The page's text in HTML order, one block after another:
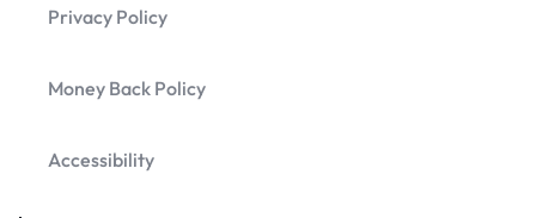
Privacy Policy
Money Back Policy
Accessibility